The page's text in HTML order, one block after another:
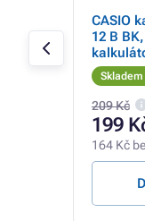
CASIO
12 B
209 Kč
199
164 Kč